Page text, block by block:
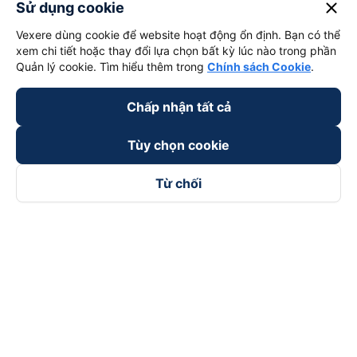
Sử dụng cookie close
Vexere dùng cookie để website hoạt động ổn định. Bạn có thể
xem chi tiết hoặc thay đổi lựa chọn bất kỳ lúc nào trong phần
Quản lý cookie. Tìm hiểu thêm trong Chính sách Cookie.
Chấp nhận tất cả
Tùy chọn cookie
Từ chối